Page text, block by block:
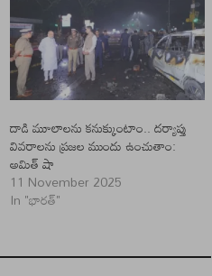
దాడి మూలాలను కనుక్కుంటాం.. దర్యాప్తు
వివరాలను ప్ర‌జ‌ల ముందు ఉంచుతాం:
అమిత్ షా
11 November 2025
In "భారత్"